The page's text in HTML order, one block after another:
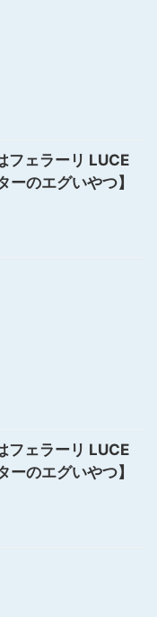
フェラーリ LUCE
のエグいやつ】
フェラーリ LUCE
のエグいやつ】